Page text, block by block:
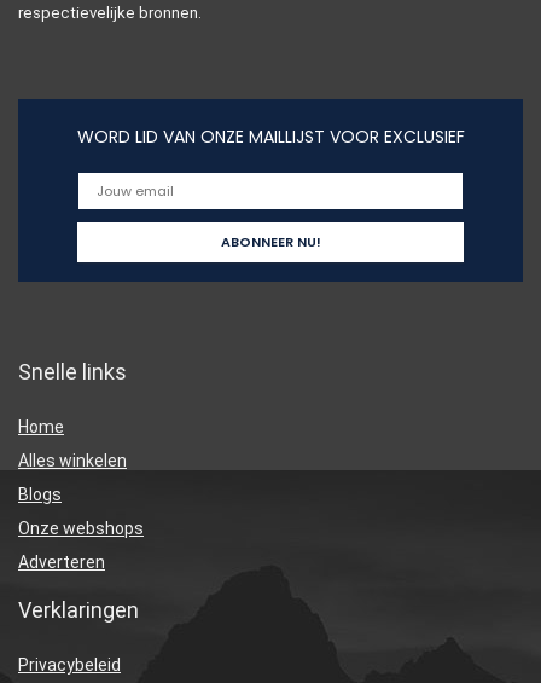
respectievelijke bronnen.
WORD LID VAN ONZE MAILLIJST VOOR EXCLUSIEF
Snelle links
Home
Alles winkelen
Blogs
Onze webshops
Adverteren
Verklaringen
Privacybeleid